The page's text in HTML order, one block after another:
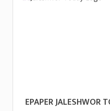
EPAPER JALESHWOR